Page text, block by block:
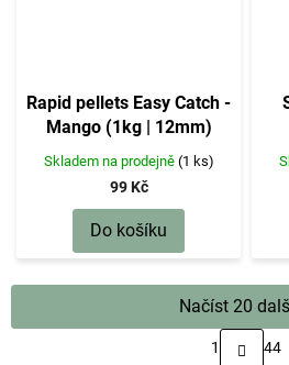
Rapid pellets Easy Catch -
Mango (1kg | 12mm)
Skladem na prodejně (1 ks)
99 Kč
Do košíku
Načíst 20
S
t
1 44